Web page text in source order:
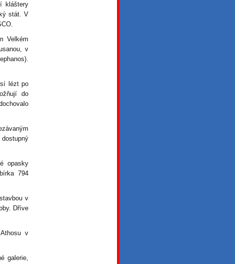
kláštery
stát. V
Velkém
v
lézt po
do
opasky
794
v
Dříve
v
galerie,